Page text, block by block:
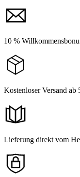
10 %
Kostenloser Versand ab
Lieferung direkt vom